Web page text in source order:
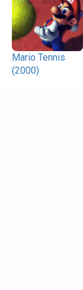
Mario Tennis
(2000)